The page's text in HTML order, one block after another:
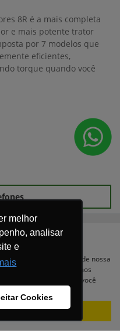
melhor
analisar
e
Cookies
8R é a mais completa
e mais potente trator
por 7 modelos que
eficientes,
torque quando você
fazemos uso de nossa
pessoais respeitamos
a navegação e visita você
Recusar